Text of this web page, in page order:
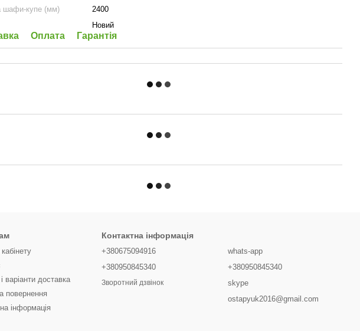
шафи-купе (мм)
2400
Новий
Оплата Гарантія
варіанти доставка
повернення
інформація
Контактна інформація
+380675094916
+380950845340
Зворотний дзвінок
whats-app
+380950845340
skype
ostapyuk2016@gmail.com